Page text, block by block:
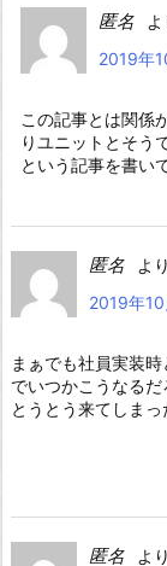
匿名
2019年
この記事とは関係
りユニットとそう
という記事を書い
匿名
よ
2019年
まぁでも社員実装
でいつかこうなる
とうとう来てしま
匿名
よ